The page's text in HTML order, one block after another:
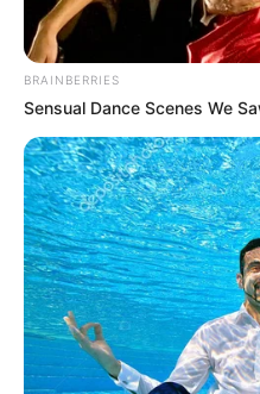
BRAINBERRIES
Sensual Dance Scenes We